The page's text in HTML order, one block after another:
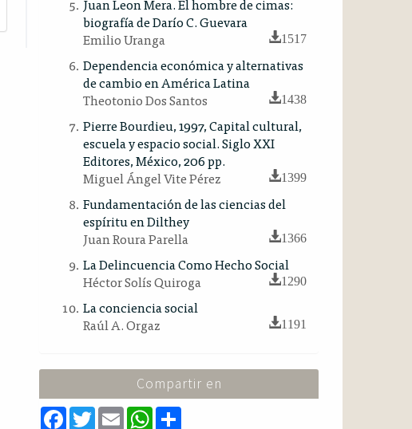
biografía de Darío C. Guevara
Emilio Uranga
1517
Dependencia económica y alternativas
de cambio en América Latina
Theotonio Dos Santos
1438
Pierre Bourdieu, 1997, Capital cultural,
escuela y espacio social. Siglo XXI
Editores, México, 206 pp.
Miguel Ángel Vite Pérez
1399
Fundamentación de las ciencias del
espíritu en Dilthey
Juan Roura Parella
1366
La Delincuencia Como Hecho Social
Héctor Solís Quiroga
1290
La conciencia social
Raúl A. Orgaz
1191
Compartir en
F T E W